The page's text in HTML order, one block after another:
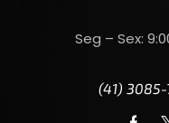
Seg – Sex:
(41)